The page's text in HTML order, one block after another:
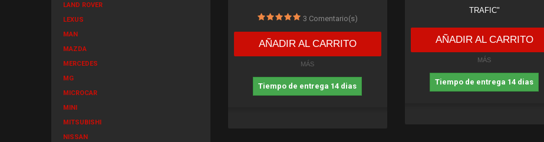
LAND ROVER
LEXUS
MAN
MAZDA
MERCEDES
MG
MICROCAR
MINI
MITSUBISHI
NISSAN
3 Comentario(s)
AÑADIR AL CARRITO
MÁS
Tiempo de entrega 14 dias
TRAFIC"
AÑADIR AL CARRITO
MÁS
Tiempo de entrega 14 dias